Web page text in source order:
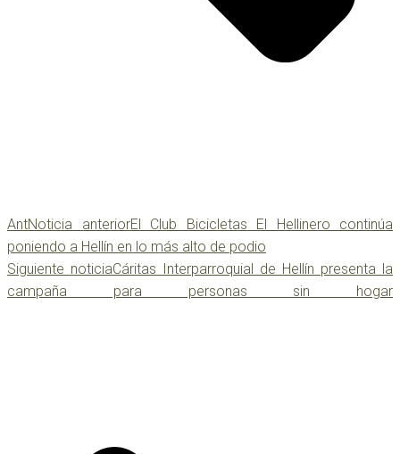
AntNoticia anteriorEl Club Bicicletas El Hellinero continúa
poniendo a Hellín en lo más alto de podio
Siguiente noticiaCáritas Interparroquial de Hellín presenta la
campaña para personas sin hogar